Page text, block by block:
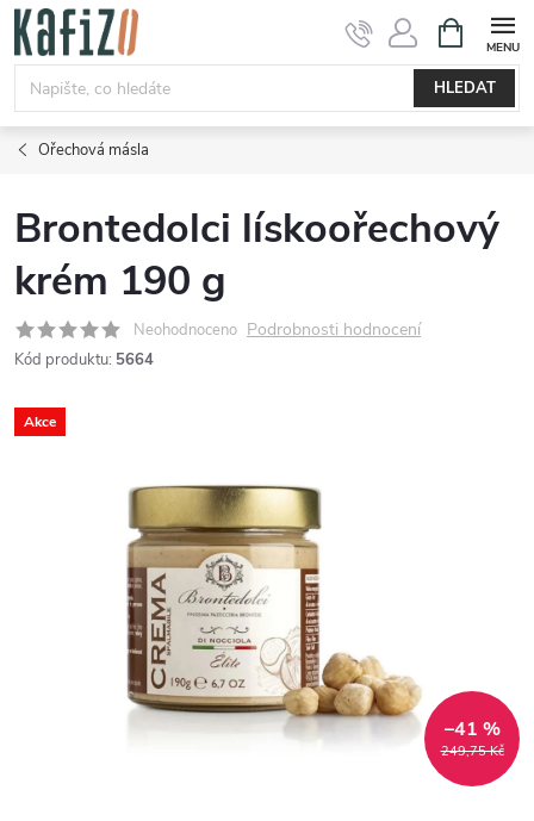
Přejít
obsah
HLEDAT
NÁKUPNÍ
KOŠÍK
Ořechová másla
Brontedolci lískoořechový
krém 190 g
Neohodnoceno Podrobnosti hodnocení
Kód produktu: 5664
Akce
249,75 Kč
–41 %